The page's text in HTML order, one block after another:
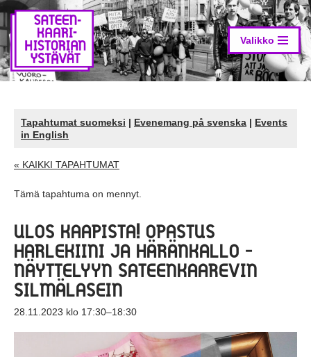
Siirry
suoraan
sisältöön
Valikko
Tapahtumat suomeksi | Evenemang på svenska | Events
in English
« KAIKKI TAPAHTUMAT
Tämä tapahtuma on mennyt.
ULOS KAAPISTA! OPASTUS
HARLEKIINI JA HÄRÄNKALLO -
NÄYTTELYYN SATEENKAAREVIN
SILMÄLASEIN
28.11.2023 klo 17:30–18:30